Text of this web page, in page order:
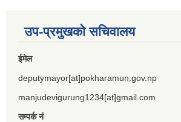
उप-प्रमुखको सचिवालय
ईमेल
deputymayor[at]pokharamun.gov.np
manjudevigurung1234[at]gmail.com
सम्पर्क नं